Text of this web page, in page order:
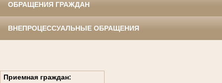
ОБРАЩЕНИЯ ГРАЖДАН
ВНЕПРОЦЕССУАЛЬНЫЕ ОБРАЩЕНИЯ
Приемная граждан: